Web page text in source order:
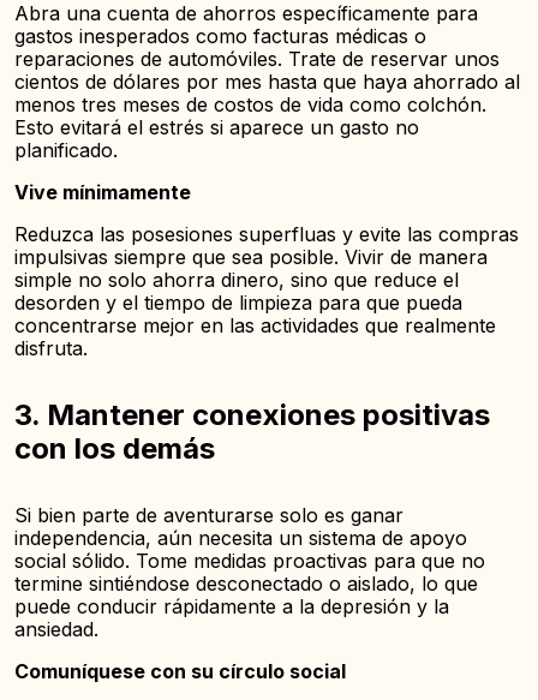
Abra una cuenta de ahorros específicamente para
gastos inesperados como facturas médicas o
reparaciones de automóviles. Trate de reservar unos
cientos de dólares por mes hasta que haya ahorrado al
menos tres meses de costos de vida como colchón.
Esto evitará el estrés si aparece un gasto no
planificado.
Vive mínimamente
Reduzca las posesiones superfluas y evite las compras
impulsivas siempre que sea posible. Vivir de manera
simple no solo ahorra dinero, sino que reduce el
desorden y el tiempo de limpieza para que pueda
concentrarse mejor en las actividades que realmente
disfruta.
3. Mantener conexiones positivas
con los demás
Si bien parte de aventurarse solo es ganar
independencia, aún necesita un sistema de apoyo
social sólido. Tome medidas proactivas para que no
termine sintiéndose desconectado o aislado, lo que
puede conducir rápidamente a la depresión y la
ansiedad.
Comuníquese con su círculo social